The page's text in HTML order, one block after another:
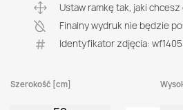
Ustaw ramkę tak, jaki
Finalny wydruk nie będzie
Identyfikator zdjęcia:
Szerokość [cm]